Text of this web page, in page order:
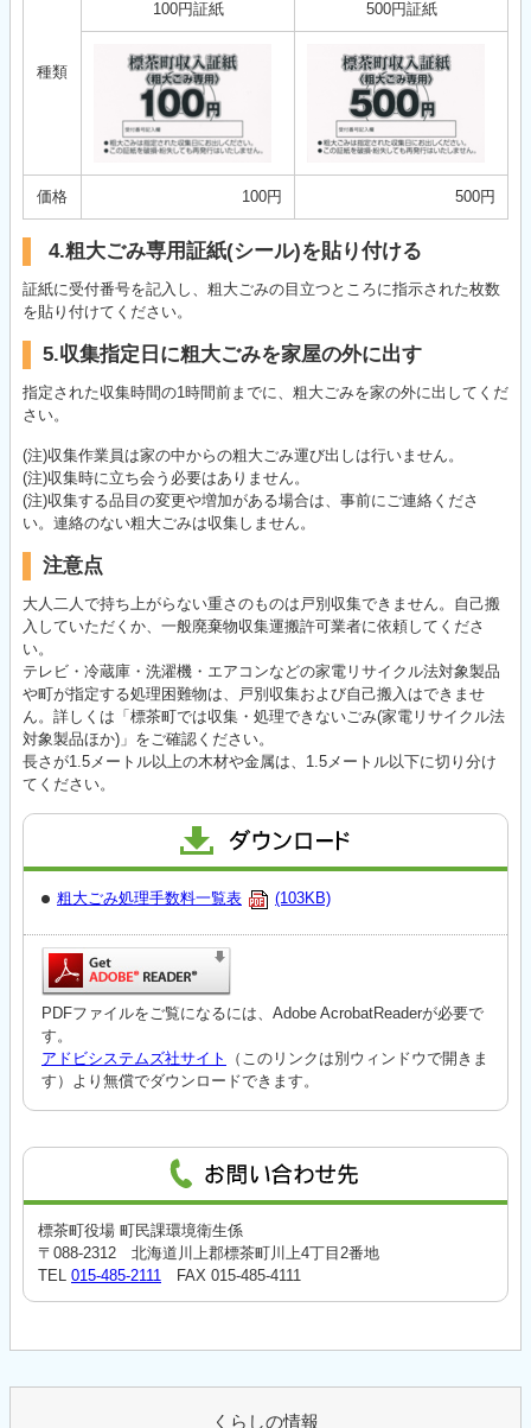
種類
100円証紙 500円証紙
価格 100円 500円
4.粗大ごみ専用証紙(シール)を貼り付ける
証紙に受付番号を記入し、粗大ごみの目立つところに指示された枚数
を貼り付けてください。
5.収集指定日に粗大ごみを家屋の外に出す
指定された収集時間の1時間前までに、粗大ごみを家の外に出してくだ
さい。
(注)収集作業員は家の中からの粗大ごみ運び出しは行いません。
(注)収集時に立ち会う必要はありません。
(注)収集する品目の変更や増加がある場合は、事前にご連絡くださ
い。連絡のない粗大ごみは収集しません。
注意点
大人二人で持ち上がらない重さのものは戸別収集できません。自己搬
入していただくか、一般廃棄物収集運搬許可業者に依頼してくださ
い。
テレビ・冷蔵庫・洗濯機・エアコンなどの家電リサイクル法対象製品
や町が指定する処理困難物は、戸別収集および自己搬入はできませ
ん。詳しくは「標茶町では収集・処理できないごみ(家電リサイクル法
対象製品ほか)」をご確認ください。
長さが1.5メートル以上の木材や金属は、1.5メートル以下に切り分け
てください。
粗大ごみ処理手数料一覧表 (103KB)
PDFファイルをご覧になるには、Adobe AcrobatReaderが必要で
す。
アドビシステムズ社サイト
（このリンクは別ウィンドウで開きま
す）より無償でダウンロードできます。
標茶町役場 町民課環境衛生係
〒088-2312 北海道川上郡標茶町川上4丁目2番地
TEL 015-485-2111 FAX 015-485-4111
くらしの情報